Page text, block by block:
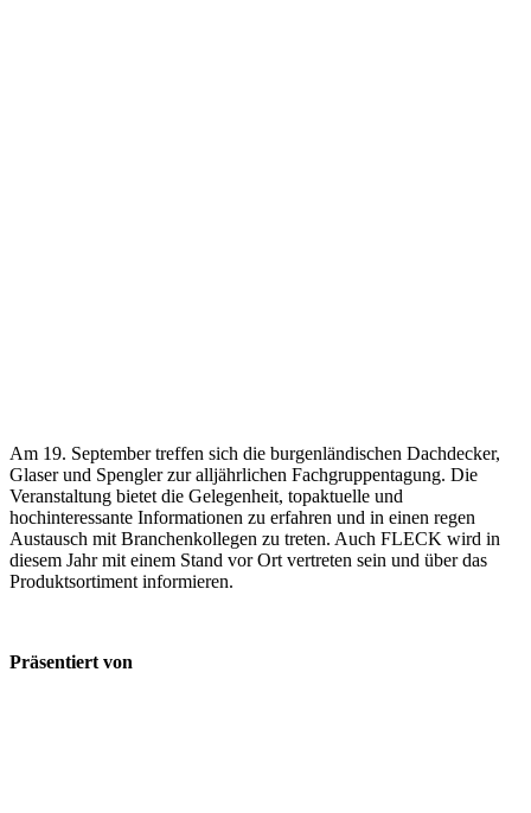
Am 19. September treffen sich die burgenländischen Dachdecker,
Glaser und Spengler zur alljährlichen Fachgruppentagung. Die
Veranstaltung bietet die Gelegenheit, topaktuelle und
hochinteressante Informationen zu erfahren und in einen regen
Austausch mit Branchenkollegen zu treten. Auch FLECK wird in
diesem Jahr mit einem Stand vor Ort vertreten sein und über das
Produktsortiment informieren.
Präsentiert von